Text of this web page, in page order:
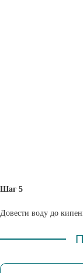
Шаг 5
Довести воду до